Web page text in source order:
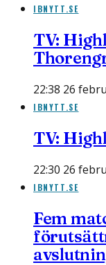
IBNYTT.SE
TV:
22:38 26
IBNYTT.SE
TV:
22:30 26
IBNYTT.SE
Fem